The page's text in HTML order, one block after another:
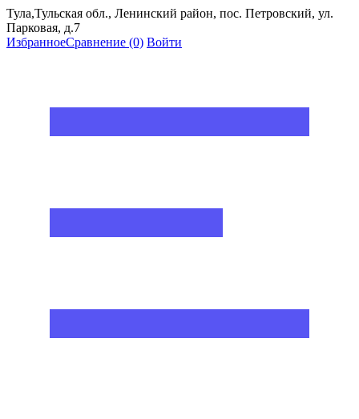
Тула,Тульская обл., Ленинский район, пос. Петровский, ул.
Парковая, д.7
ИзбранноеСравнение (0) Войти